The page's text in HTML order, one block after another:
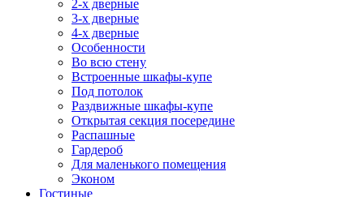
2-х дверные
3-х дверные
4-х дверные
Особенности
Во всю стену
Встроенные шкафы-купе
Под потолок
Раздвижные шкафы-купе
Открытая секция посередине
Распашные
Гардероб
Для маленького помещения
Эконом
Гостиные